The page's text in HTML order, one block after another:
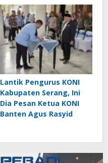
Lantik Pengurus KONI
Kabupaten Serang, Ini
Dia Pesan Ketua KONI
Banten Agus Rasyid